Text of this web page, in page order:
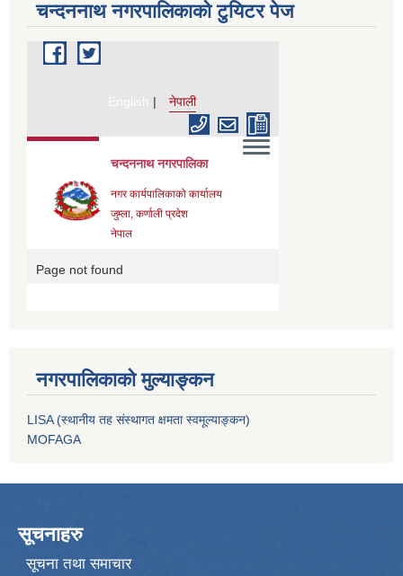
चन्दननाथ नगरपालिकाको टुयिटर पेज
नगरपालिकाको मुल्याङ्कन
LISA (स्थानीय तह संस्थागत क्षमता स्वमूल्याङ्कन)
MOFAGA
सूचनाहरु
सूचना तथा समाचार